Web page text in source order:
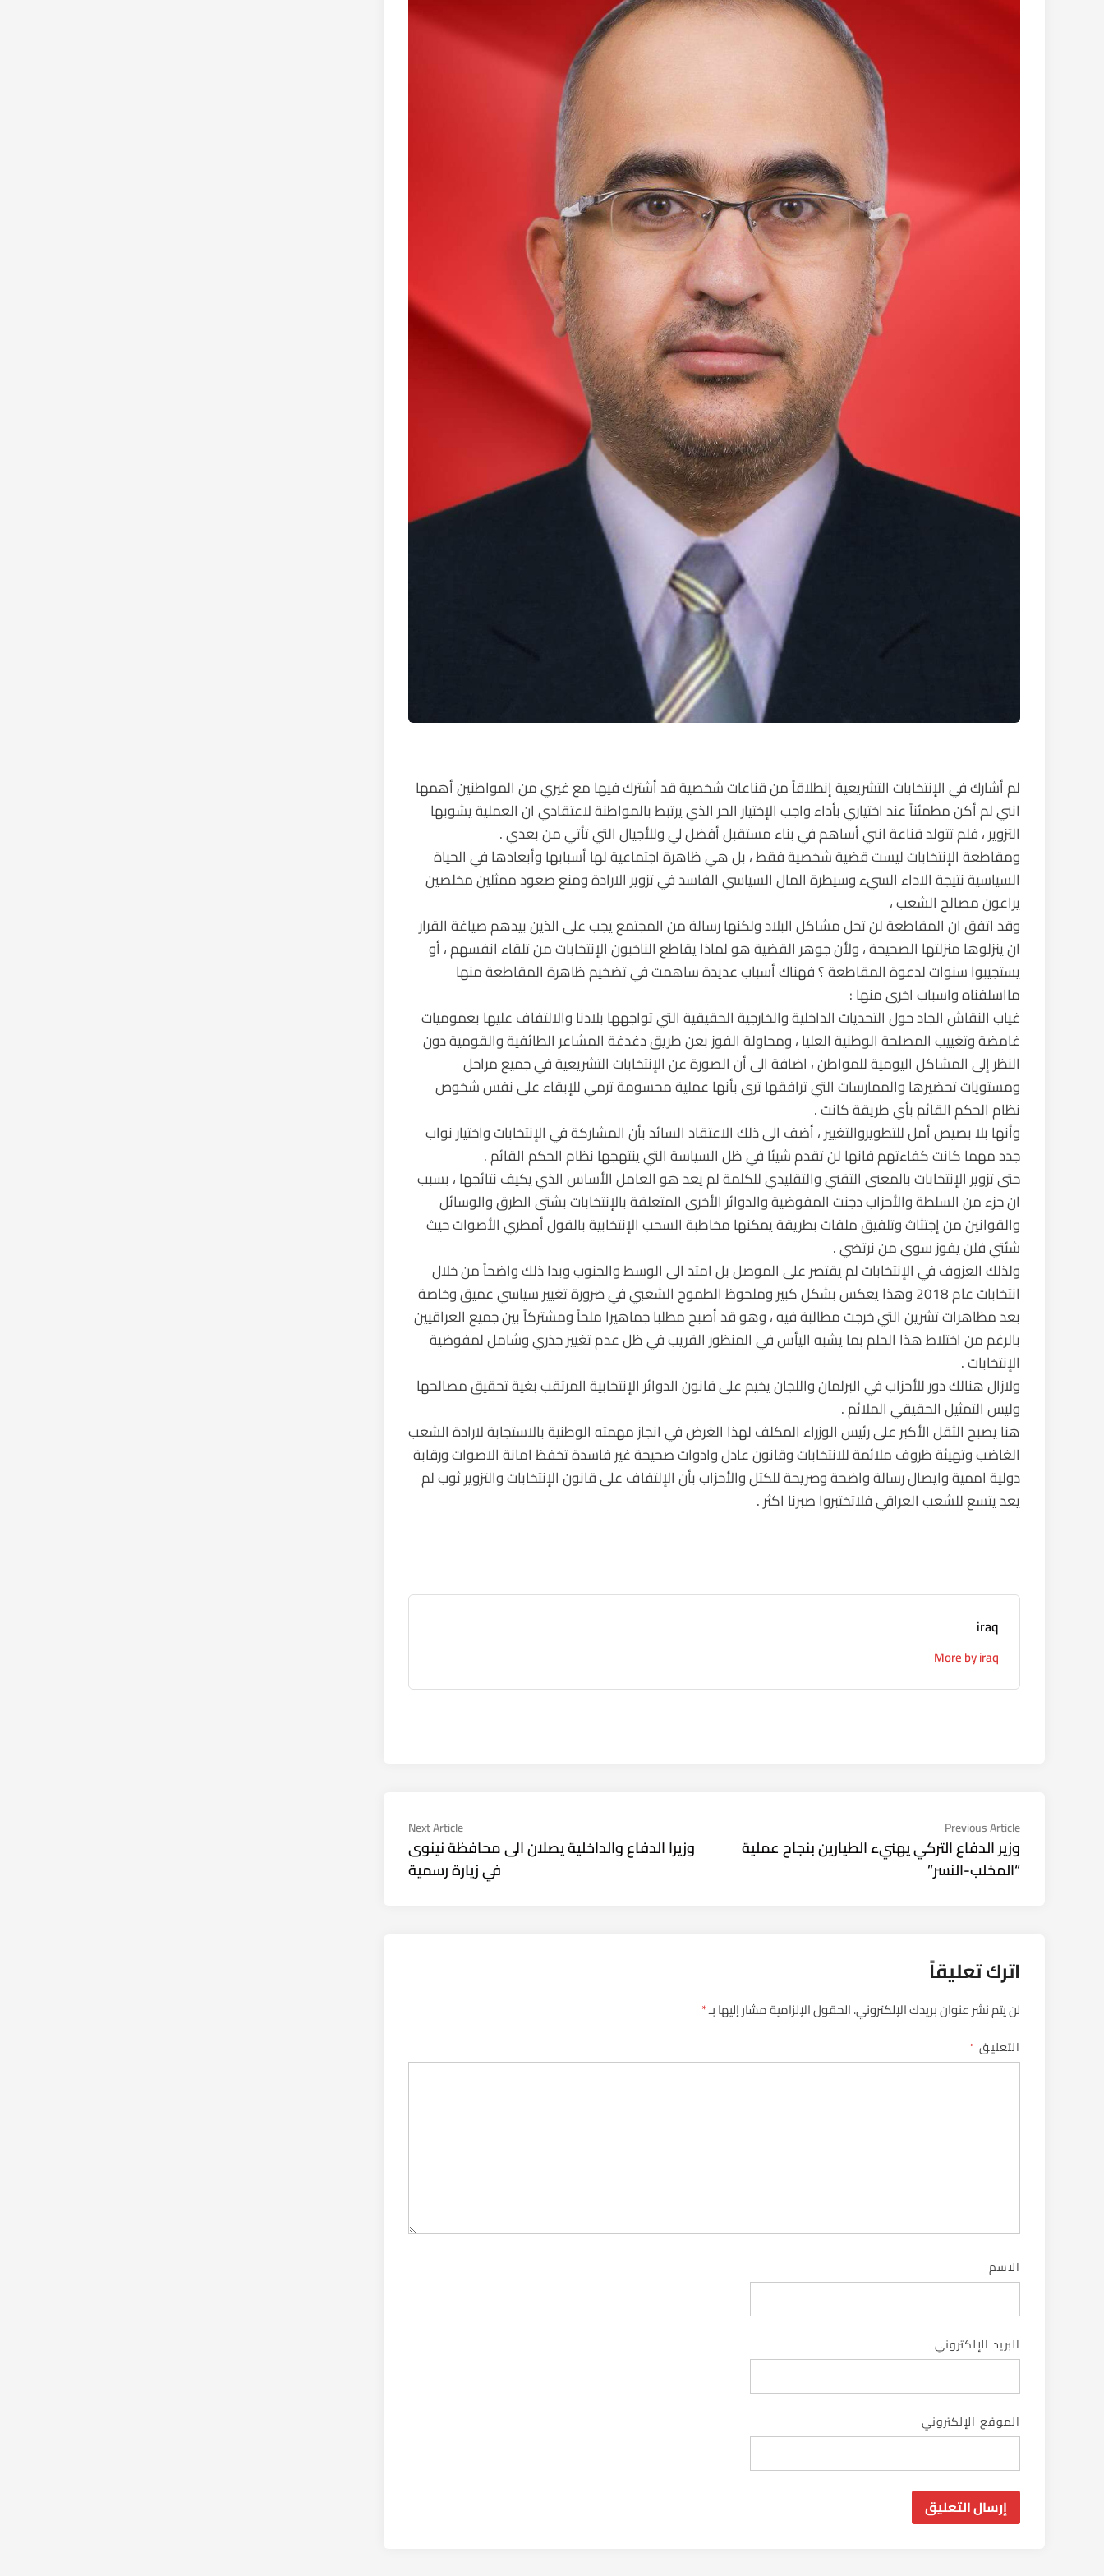
لم أشارك في الإنتخابات التشريعية إنطلاقاً من قناعات شخصية قد أشترك فيها مع غيري من المواطنين أهمها
انني لم أکن مطمئناً عند اختياري بأداء واجب الإختيار الحر الذي يرتبط بالمواطنة لاعتقادي ان العملية يشوبها
التزوير ، فلم تتولد قناعة انني أساهم في بناء مستقبل أفضل لي وللأجيال التي تأتي من بعدي .
ومقاطعة الإنتخابات ليست قضية شخصية فقط ، بل هي ظاهرة اجتماعية لها أسبابها وأبعادها في الحياة
السياسية نتيجة الاداء السيء وسيطرة المال السياسي الفاسد في تزوير الارادة ومنع صعود ممثلين مخلصين
يراعون مصالح الشعب ،
وقد اتفق ان المقاطعة لن تحل مشاكل البلاد ولكنها رسالة من المجتمع يجب على الذين بيدهم صياغة القرار
ان ينزلوها منزلتها الصحيحة ، ولأن جوهر القضية هو لماذا يقاطع الناخبون الإنتخابات من تلقاء انفسهم ، أو
يستجيبوا سنوات لدعوة المقاطعة ؟ فهناك أسباب عديدة ساهمت في تضخيم ظاهرة المقاطعة منها
مااسلفناه واسباب اخرى منها :
غياب النقاش الجاد حول التحديات الداخلية والخارجية الحقيقية التي تواجهها بلادنا والالتفاف عليها بعمومیات
غامضة وتغييب المصلحة الوطنية العليا ، ومحاولة الفوز بعن طريق دغدغة المشاعر الطائفية والقومية دون
النظر إلى المشاكل اليومية للمواطن ، اضافة الى أن الصورة عن الإنتخابات التشريعية في جميع مراحل
ومستويات تحضيرها والممارسات التي ترافقها ترى بأنها عملية محسومة ترمي للإبقاء على نفس شخوص
نظام الحكم القائم بأي طريقة كانت .
وأنها بلا بصيص أمل للتطويروالتغيير ، أضف الى ذلك الاعتقاد السائد بأن المشاركة في الإنتخابات واختيار نواب
جدد مهما كانت كفاءتهم فانها لن تقدم شيئا في ظل السياسة التي ينتهجها نظام الحكم القائم .
حتى تزوير الإنتخابات بالمعنى التقني والتقليدي للكلمة لم يعد هو العامل الأساس الذي يكيف نتائجها ، بسبب
ان جزء من السلطة والأحزاب دجنت المفوضية والدوائر الأخرى المتعلقة بالإنتخابات بشتى الطرق والوسائل
والقوانين من إجتثاث وتلفيق ملفات بطريقة يمكنها مخاطبة السحب الإنتخابية بالقول أمطري الأصوات حيث
شئتي فلن يفوز سوى من نرتضي .
ولذلك العزوف في الإنتخابات لم يقتصر على الموصل بل امتد الى الوسط والجنوب وبدا ذلك واضحاً من خلال
انتخابات عام 2018 وهذا يعكس بشكل كبير وملحوظ الطموح الشعبي في ضرورة تغيير سياسي عميق وخاصة
بعد مظاهرات تشرين التي خرجت مطالبة فيه ، وهو قد أصبح مطلبا جماهيرا ملحاً ومشتركاً بين جميع العراقيين
بالرغم من اختلاط هذا الحلم بما يشبه اليأس في المنظور القريب في ظل عدم تغيير جذري وشامل لمفوضية
الإنتخابات .
ولازال هنالك دور للأحزاب في البرلمان واللجان يخيم على قانون الدوائر الإنتخابية المرتقب بغية تحقيق مصالحها
وليس التمثيل الحقيقي الملائم .
هنا يصبح الثقل الأكبر على رئيس الوزراء المكلف لهذا الغرض في انجاز مهمته الوطنية بالاستجابة لارادة الشعب
الغاضب وتهيئة ظروف ملائمة للانتخابات وقانون عادل وادوات صحيحة غير فاسدة تخفظ امانة الاصوات ورقابة
دولية اممية وايصال رسالة واضحة وصريحة للكتل والأحزاب بأن الإلتفاف على قانون الإنتخابات والتزوير ثوب لم
يعد يتسع للشعب العراقي فلاتختبروا صبرنا اكثر .
iraq
More by iraq
تصفّح
المقالات
Previous Article
article:
وزير الدفاع التركي يهنيء الطيارين بنجاح عملية
“المخلب-النسر”
Next Article
article:وزيرا الدفاع والداخلية يصلان الى محافظة نينوى
في زيارة رسمية
اترك تعليقاً
لن يتم نشر عنوان بريدك الإلكتروني.الحقول الإلزامية مشار إليها بـ*
التعليق*
الاسم
البريد الإلكتروني
الموقع الإلكتروني